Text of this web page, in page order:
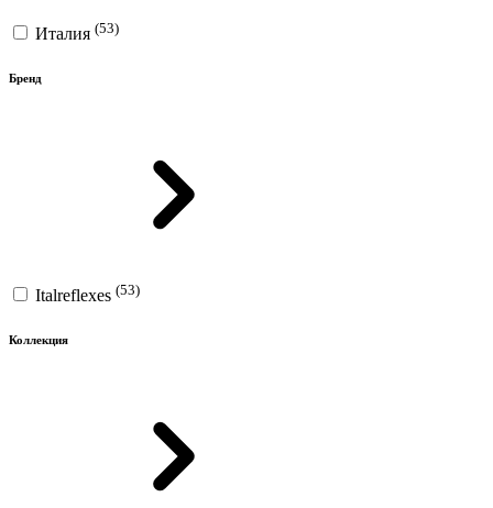
Италия (53)
Бренд
Italreflexes (53)
Коллекция